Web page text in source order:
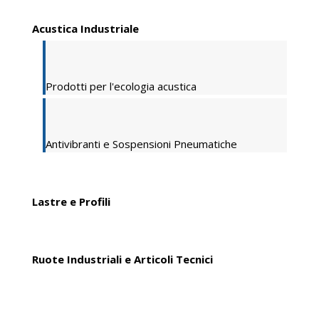
Acustica Industriale
Prodotti per l'ecologia acustica
Antivibranti e Sospensioni Pneumatiche
Lastre e Profili
Ruote Industriali e Articoli Tecnici